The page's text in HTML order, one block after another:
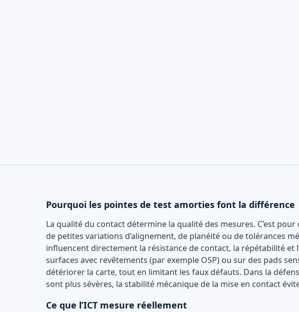
Pourquoi les pointes de test amorties font la différence
La qualité du contact détermine la qualité des mesures. C’est
de petites variations d’alignement, de planéité ou de tolérances
influencent directement la résistance de contact, la répétabilité et
surfaces avec revêtements (par exemple OSP) ou sur des pads
détériorer la carte, tout en limitant les faux défauts. Dans la
sont plus sévères, la stabilité mécanique de la mise en contact
Ce que l’ICT mesure réellement